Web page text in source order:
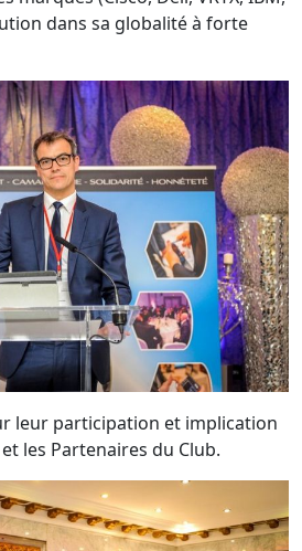
dans sa globalité à forte
leur participation et implication
les Partenaires du Club.